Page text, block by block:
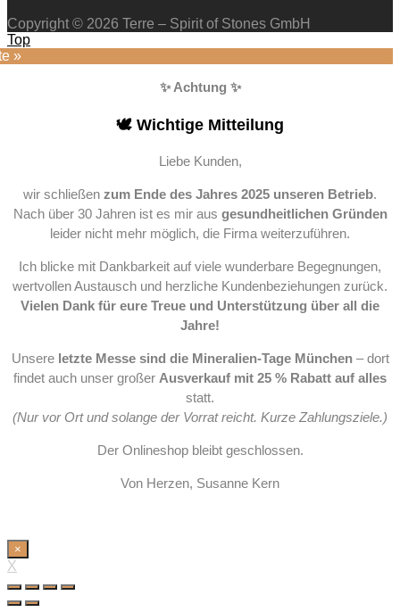
Copyright © 2026 Terre – Spirit of Stones GmbH
Top
»
✨ Achtung ✨
🕊️ Wichtige Mitteilung
Liebe Kunden,
wir schließen zum Ende des Jahres 2025 unseren Betrieb.
Nach über 30 Jahren ist es mir aus gesundheitlichen Gründen
leider nicht mehr möglich, die Firma weiterzuführen.
Ich blicke mit Dankbarkeit auf viele wunderbare Begegnungen,
wertvollen Austausch und herzliche Kundenbeziehungen zurück.
Vielen Dank für eure Treue und Unterstützung über all die
Jahre!
Unsere letzte Messe sind die Mineralien-Tage München– dort
findet auch unser großer Ausverkauf mit 25 % Rabatt auf alles
statt.
(Nur vor Ort und solange der Vorrat reicht. Kurze Zahlungsziele.)
Der Onlineshop bleibt geschlossen.
Von Herzen, Susanne Kern
×
X